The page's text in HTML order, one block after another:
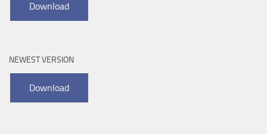
NEWEST VERSION